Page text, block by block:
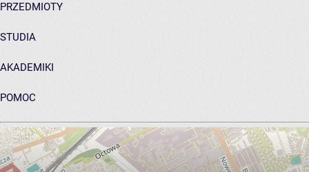
PRZEDMIOTY
STUDIA
AKADEMIKI
POMOC
ARCHIWUM PRAC DYPLOMOWYCH